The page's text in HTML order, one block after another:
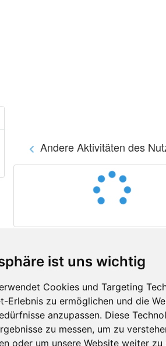
ist uns wichtig
Cookies und Targeting
Erlebnis zu ermöglichen und die
anzupassen. Diese
zu messen, um zu
oder um unsere Website weiter zu
Andere Aktivitäten des
Facebook
Twitter
YouTube